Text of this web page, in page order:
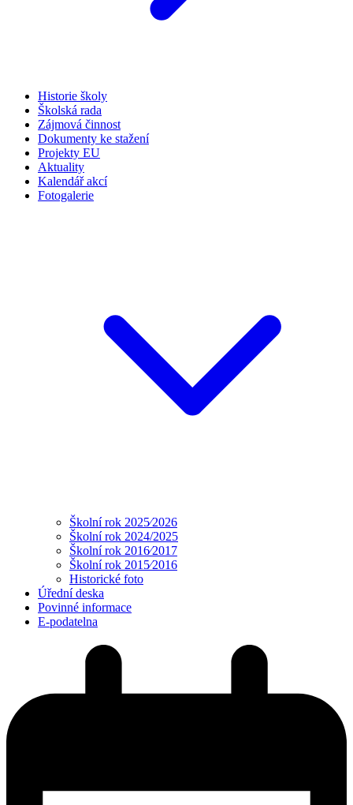
Historie školy
Školská rada
Zájmová činnost
Dokumenty ke stažení
Projekty EU
Aktuality
Kalendář akcí
Fotogalerie
Školní rok 2025⁄2026
Školní rok 2024/2025
Školní rok 2016⁄2017
Školní rok 2015⁄2016
Historické foto
Úřední deska
Povinné informace
E-podatelna